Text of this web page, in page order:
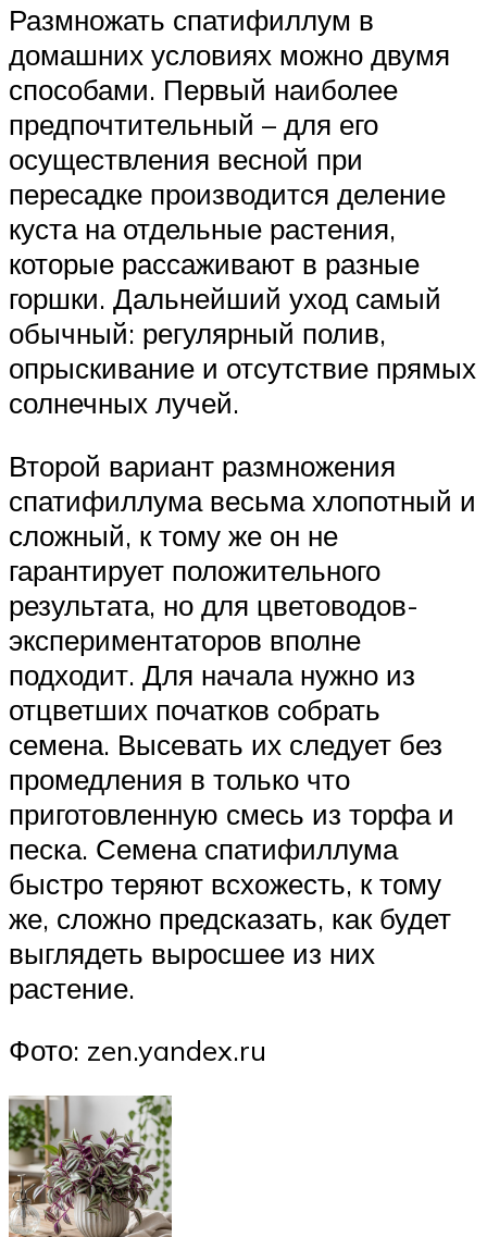
Размножать спатифиллум в
домашних условиях можно двумя
способами. Первый наиболее
предпочтительный – для его
осуществления весной при
пересадке производится деление
куста на отдельные растения,
которые рассаживают в разные
горшки. Дальнейший уход самый
обычный: регулярный полив,
опрыскивание и отсутствие прямых
солнечных лучей.
Второй вариант размножения
спатифиллума весьма хлопотный и
сложный, к тому же он не
гарантирует положительного
результата, но для цветоводов-
экспериментаторов вполне
подходит. Для начала нужно из
отцветших початков собрать
семена. Высевать их следует без
промедления в только что
приготовленную смесь из торфа и
песка. Семена спатифиллума
быстро теряют всхожесть, к тому
же, сложно предсказать, как будет
выглядеть выросшее из них
растение.
Фото: zen.yandex.ru